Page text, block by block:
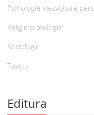
Psihologie, dezvoltare
Religie și teologie
Sociologie
Teatru
Editura